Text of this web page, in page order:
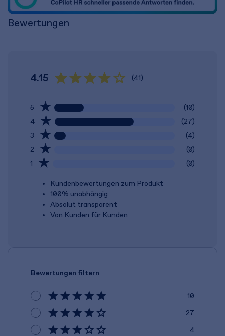
Bewertungen
4.15 (41)
5
(10)
4
(27)
3
(4)
2
(0)
1
(0)
Kundenbewertungen zum Produkt
100% unabhängig
Absolut transparent
Von Kunden für Kunden
Bewertungen filtern
10
27
4